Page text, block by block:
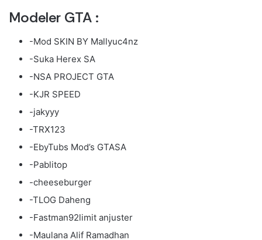
Modeler GTA :
-Mod SKIN BY Mallyuc4nz
-Suka Herex SA
-NSA PROJECT GTA
-KJR SPEED
-jakyyy
-TRX123
-EbyTubs Mod’s GTASA
-Pablitop
-cheeseburger
-TLOG Daheng
-Fastman92limit anjuster
-Maulana Alif Ramadhan